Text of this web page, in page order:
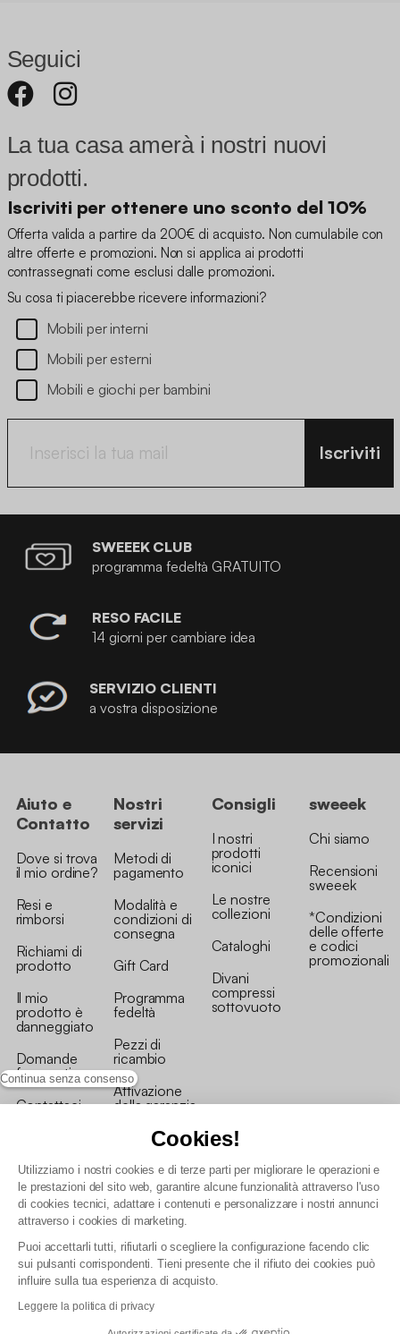
Continua senza consenso
Cookies!
Utilizziamo i nostri cookies e di terze parti per migliorare le operazioni e
le prestazioni del sito web, garantire alcune funzionalità attraverso l'uso
di cookies tecnici, adattare i contenuti e personalizzare i nostri annunci
attraverso i cookies di marketing.
Puoi accettarli tutti, rifiutarli o scegliere la configurazione facendo clic
sui pulsanti corrispondenti. Tieni presente che il rifiuto dei cookies può
influire sulla tua esperienza di acquisto.
Leggere la politica di privacy
Seguici
La tua casa amerà i nostri nuovi
prodotti.
Iscriviti per ottenere uno sconto del 10%
Offerta valida a partire da 200€ di acquisto. Non cumulabile con
altre offerte e promozioni. Non si applica ai prodotti
contrassegnati come esclusi dalle promozioni.
Su cosa ti piacerebbe ricevere informazioni?
Mobili per interni
Mobili per esterni
Mobili e giochi per bambini
Iscriviti
SWEEEK CLUB
programma fedeltà GRATUITO
RESO FACILE
14 giorni per cambiare idea
SERVIZIO CLIENTI
a vostra disposizione
Aiuto e
Contatto
Dove si trova
il mio ordine?
Resi e
rimborsi
Richiami di
prodotto
Il mio
prodotto è
danneggiato
Domande
frequenti
Contattaci
Nostri
servizi
Metodi di
pagamento
Modalità e
condizioni di
consegna
Gift Card
Programma
fedeltà
Pezzi di
ricambio
Attivazione
della garanzia
Consigli
I nostri
prodotti
iconici
Le nostre
collezioni
Cataloghi
Divani
compressi
sottovuoto
sweeek
Chi siamo
Recensioni
sweeek
*Condizioni
delle offerte
e codici
promozionali
Condizioni generali vendita
Politica di gestione dei dati personali e dei cookie
Condizioni generali di vendita per clienti professionali
Dichiarazione di accessibilità